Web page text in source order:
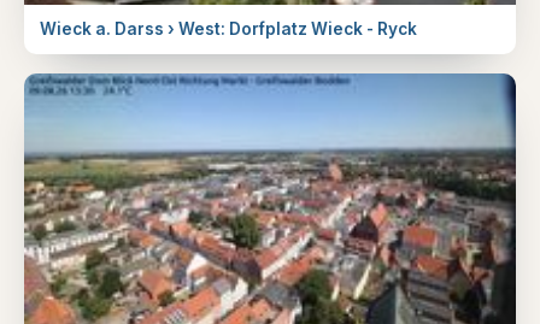
Wieck a. Darss › West: Dorfplatz Wieck - Ryck